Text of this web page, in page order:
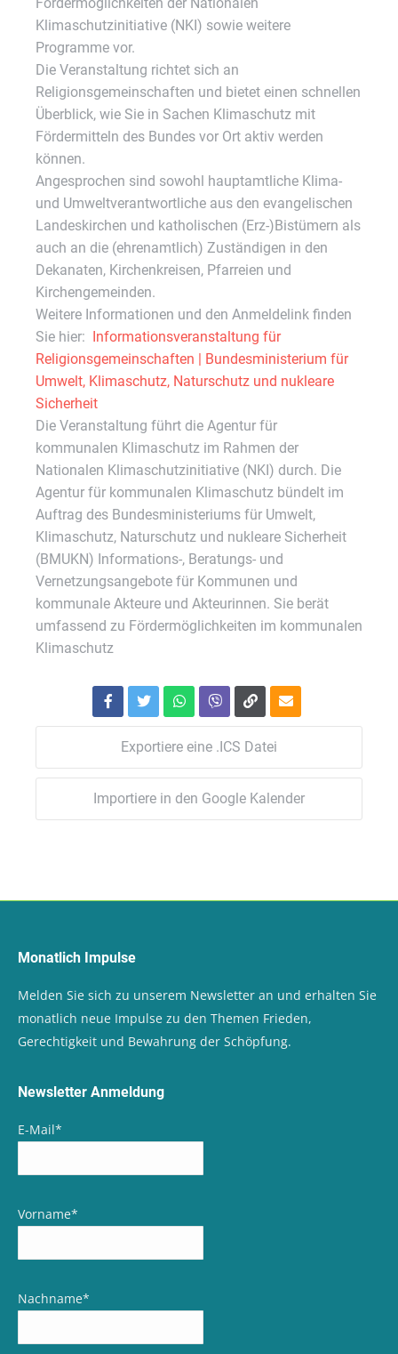
Klimaschutzinitiative (NKI) sowie weitere
Programme vor.
Die Veranstaltung richtet sich an
Religionsgemeinschaften und bietet einen schnellen
Überblick, wie Sie in Sachen Klimaschutz mit
Fördermitteln des Bundes vor Ort aktiv werden
können.
Angesprochen sind sowohl hauptamtliche Klima-
und Umweltverantwortliche aus den evangelischen
Landeskirchen und katholischen (Erz-)Bistümern als
auch an die (ehrenamtlich) Zuständigen in den
Dekanaten, Kirchenkreisen, Pfarreien und
Kirchengemeinden.
Weitere Informationen und den Anmeldelink finden
Sie hier: Informationsveranstaltung für
Religionsgemeinschaften | Bundesministerium für
Umwelt, Klimaschutz, Naturschutz und nukleare
Sicherheit
Die Veranstaltung führt die Agentur für
kommunalen Klimaschutz im Rahmen der
Nationalen Klimaschutzinitiative (NKI) durch. Die
Agentur für kommunalen Klimaschutz bündelt im
Auftrag des Bundesministeriums für Umwelt,
Klimaschutz, Naturschutz und nukleare Sicherheit
(BMUKN) Informations-, Beratungs- und
Vernetzungsangebote für Kommunen und
kommunale Akteure und Akteurinnen. Sie berät
umfassend zu Fördermöglichkeiten im kommunalen
Klimaschutz
Exportiere eine .ICS Datei
Importiere in den Google Kalender
Monatlich Impulse
Melden Sie sich zu unserem Newsletter an und erhalten Sie
monatlich neue Impulse zu den Themen Frieden,
Gerechtigkeit und Bewahrung der Schöpfung.
Newsletter Anmeldung
E-Mail*
Vorname*
Nachname*